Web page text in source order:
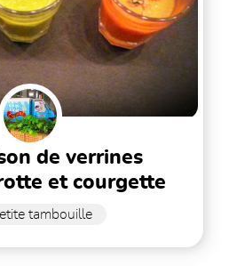
et courgette
tambouille